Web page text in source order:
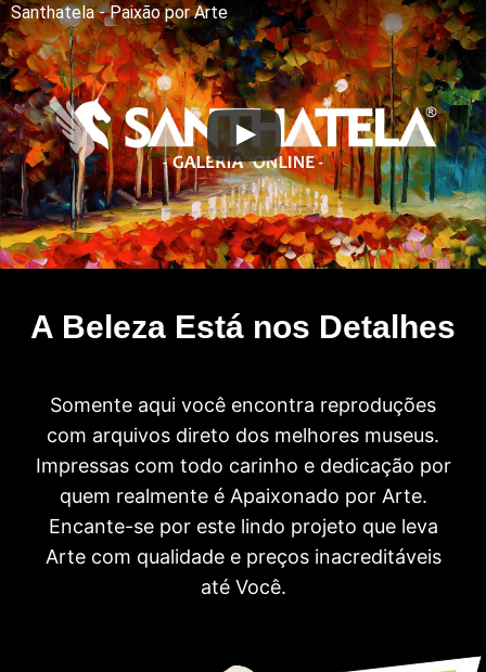
Santhatela - Paixão por Arte
A Beleza Está nos Detalhes
Somente aqui você encontra reproduções
com arquivos direto dos melhores museus.
Impressas com todo carinho e dedicação por
quem realmente é Apaixonado por Arte.
Encante-se por este lindo projeto que leva
Arte com qualidade e preços inacreditáveis
até Você.